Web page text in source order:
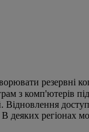
резервні
з комп'ютерів
Відновлення
деяких регіонах